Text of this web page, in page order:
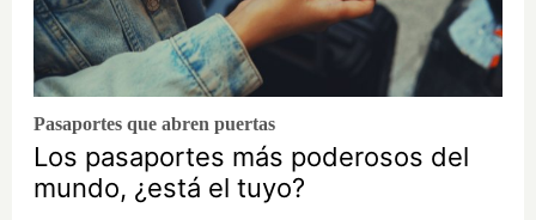
Pasaportes que abren puertas
Los pasaportes más poderosos del
mundo, ¿está el tuyo?